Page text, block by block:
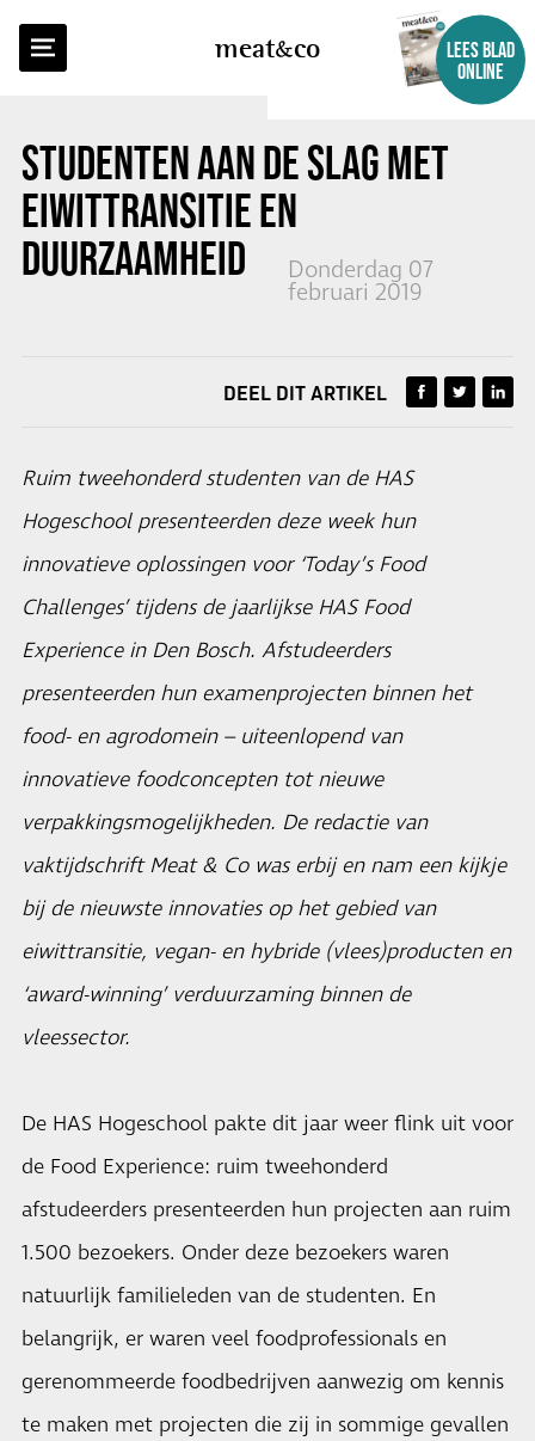
meatco
LEES BLAD
ONLINE
STUDENTEN AAN DE SLAG MET
EIWITTRANSITIE EN
DUURZAAMHEID
Donderdag 07
februari 2019
TERUG NAAR OVERZICHT
DEEL DIT ARTIKEL
Ruim tweehonderd studenten van de HAS
Hogeschool presenteerden deze week hun
innovatieve oplossingen voor ‘Today’s Food
Challenges’ tijdens de jaarlijkse HAS Food
Experience in Den Bosch. Afstudeerders
presenteerden hun examenprojecten binnen het
food- en agrodomein – uiteenlopend van
innovatieve foodconcepten tot nieuwe
verpakkingsmogelijkheden. De redactie van
vaktijdschrift Meat & Co was erbij en nam een kijkje
bij de nieuwste innovaties op het gebied van
eiwittransitie, vegan- en hybride (vlees)producten en
‘award-winning’ verduurzaming binnen de
vleessector.
De HAS Hogeschool pakte dit jaar weer flink uit voor
de Food Experience: ruim tweehonderd
afstudeerders presenteerden hun projecten aan ruim
1.500 bezoekers. Onder deze bezoekers waren
natuurlijk familieleden van de studenten. En
belangrijk, er waren veel foodprofessionals en
gerenommeerde foodbedrijven aanwezig om kennis
te maken met projecten die zij in sommige gevallen